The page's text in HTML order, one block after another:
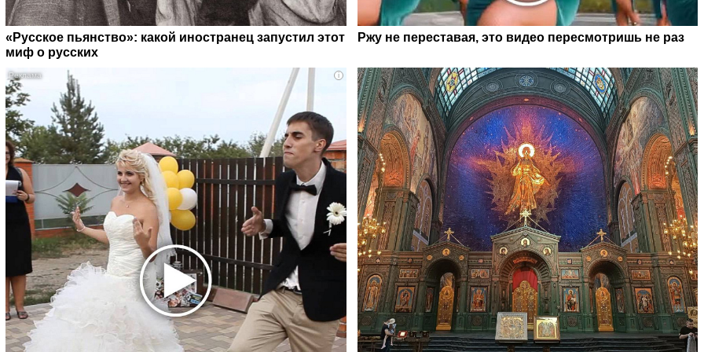
«Русское пьянство»: какой иностранец запустил этот
миф о русских
Ржу не переставая, это видео пересмотришь не раз
i